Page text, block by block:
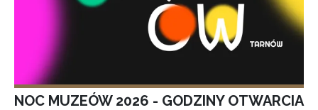
NOC MUZEÓW 2026 - GODZINY OTWARCIA